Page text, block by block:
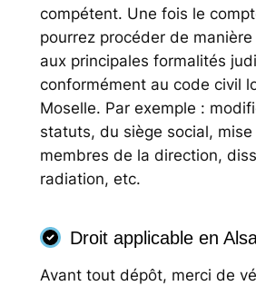
compétent. Une fois le
pourrez procéder de
aux principales formalités
conformément au code civil
Moselle. Par exemple :
statuts, du siège social,
membres de la direction,
radiation, etc.
Droit applicable en
Avant tout dépôt, merci de